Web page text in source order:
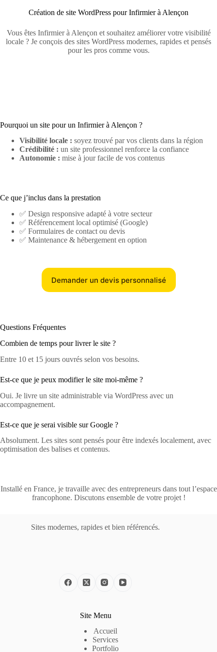
Création de site WordPress pour Infirmier à Alençon
Vous êtes Infirmier à Alençon et souhaitez améliorer votre visibilité
locale ? Je conçois des sites WordPress modernes, rapides et pensés
pour les pros comme vous.
Pourquoi un site pour un Infirmier à Alençon ?
Visibilité locale : soyez trouvé par vos clients dans la région
Crédibilité : un site professionnel renforce la confiance
Autonomie : mise à jour facile de vos contenus
Ce que j’inclus dans la prestation
✅ Design responsive adapté à votre secteur
✅ Référencement local optimisé (Google)
✅ Formulaires de contact ou devis
✅ Maintenance & hébergement en option
Demander un devis personnalisé
Questions Fréquentes
Combien de temps pour livrer le site ?
Entre 10 et 15 jours ouvrés selon vos besoins.
Est-ce que je peux modifier le site moi-même ?
Oui. Je livre un site administrable via WordPress avec un
accompagnement.
Est-ce que je serai visible sur Google ?
Absolument. Les sites sont pensés pour être indexés localement, avec
optimisation des balises et contenus.
Installé en France, je travaille avec des entrepreneurs dans tout l’espace
francophone. Discutons ensemble de votre projet !
Sites modernes, rapides et bien référencés.
Site Menu
Accueil
Services
Portfolio